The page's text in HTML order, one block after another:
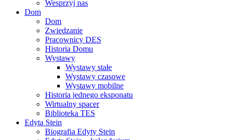
Wesprzyj nas
Dom
Dom
Zwiedzanie
Pracownicy DES
Historia Domu
Wystawy
Wystawy stałe
Wystawy czasowe
Wystawy mobilne
Historia jednego eksponatu
Wirtualny spacer
Biblioteka TES
Edyta Stein
Biografia Edyty Stein